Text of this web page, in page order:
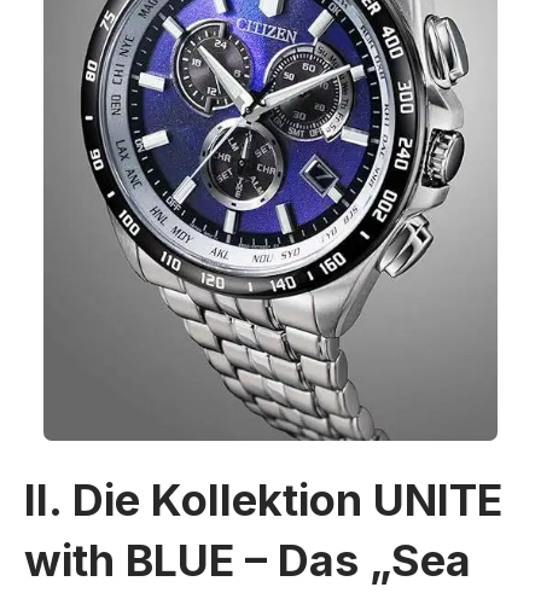
II. Die Kollektion UNITE
with BLUE – Das „Sea